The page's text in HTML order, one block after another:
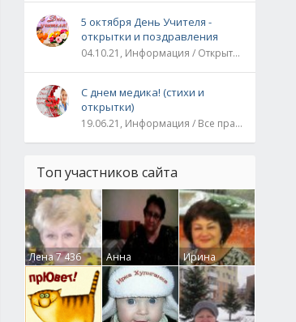
5 октября День Учителя -
открытки и поздравления
04.10.21, Информация / Открытки / Все праздники
С днем медика! (стихи и
открытки)
19.06.21, Информация / Все праздники
Топ участников сайта
Лена7 436
Анна
Гумлевая0
Ирина
Бруцкая41